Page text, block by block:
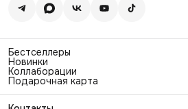
Бестселлеры
Новинки
Коллаборации
Подарочная карта